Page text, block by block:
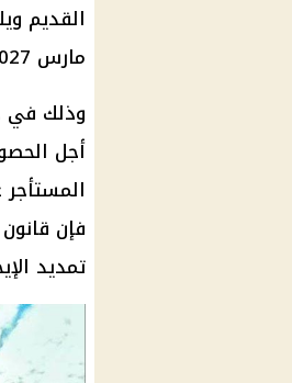
القديم
مارس 2027، أي بعد 5 سنوات من بداية تطبيق هذا القانون.
وذلك في
أجل
فإن
تمديد